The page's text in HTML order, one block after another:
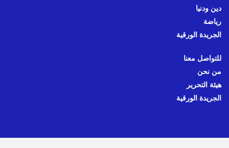
دين ودنيا
رياضة
الجريدة الورقية
للتواصل معنا
من نحن
هيئة التحرير
الجريدة الورقية